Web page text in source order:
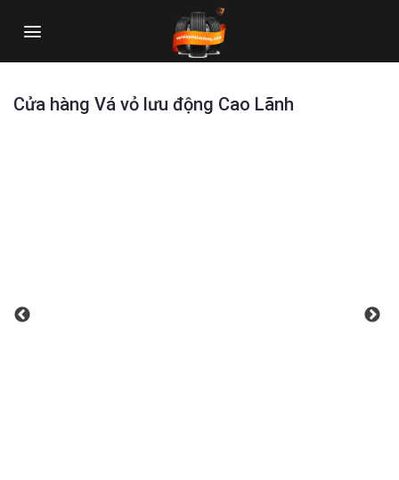
Cửa hàng Vá vỏ lưu động Cao Lãnh